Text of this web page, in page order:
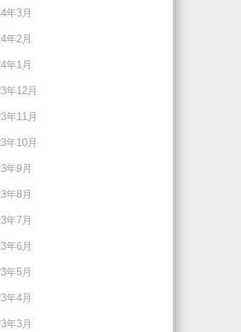
年3月
年2月
年1月
年12月
年11月
年10月
年9月
年8月
年7月
年6月
年5月
年4月
年3月